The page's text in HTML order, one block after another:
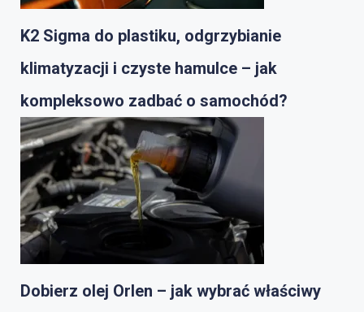
K2 Sigma do plastiku, odgrzybianie
klimatyzacji i czyste hamulce – jak
kompleksowo zadbać o samochód?
Dobierz olej Orlen – jak wybrać właściwy